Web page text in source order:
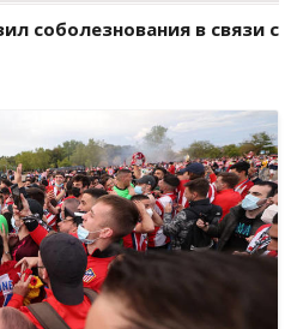
соболезнования в связи с